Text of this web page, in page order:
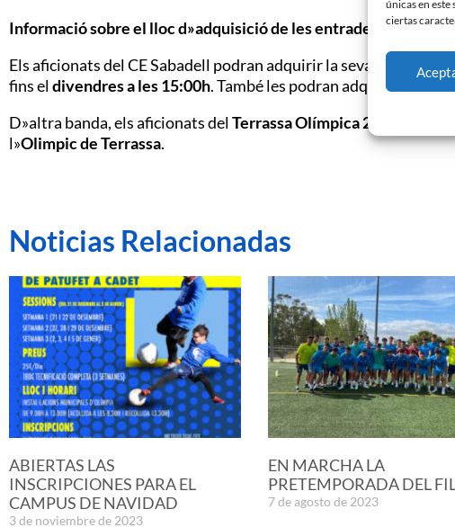
únicas en
ciertas
Informació sobre el lloc d»adquisició de les entrades
Els aficionats del CE Sabadell podran adquirir la seva entrada per
fins eldivendres a les 15:00h. També les podran adquirir al
D»altra banda, els aficionats delTerrassa Olímpica 2010
l»Olimpic de Terrassa.
Noticias Relacionadas
ABIERTAS LAS
INSCRIPCIONES PARA EL
CAMPUS DE NAVIDAD
3 de noviembre de 2023
EN MARCHA LA
PRETEMPORADA DEL
7 de agosto de 2023